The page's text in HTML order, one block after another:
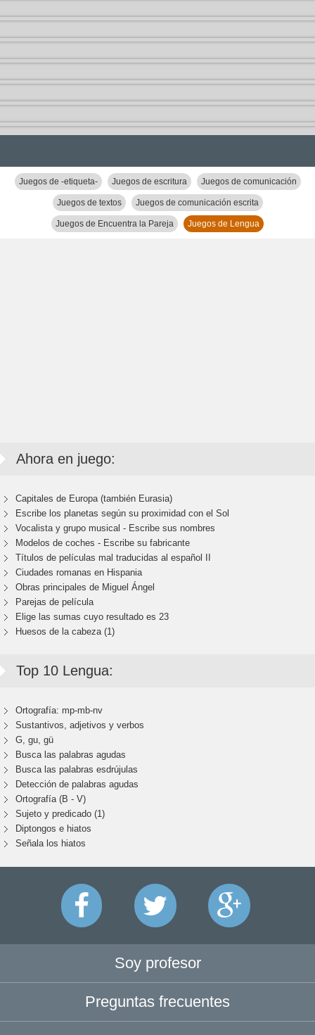
Juegos de -etiqueta- Juegos de escritura Juegos de comunicación
Juegos de textos Juegos de comunicación escrita
Juegos de Encuentra la Pareja Juegos de Lengua
Ahora en juego:
Capitales de Europa (también Eurasia)
Escribe los planetas según su proximidad con el Sol
Vocalista y grupo musical - Escribe sus nombres
Modelos de coches - Escribe su fabricante
Títulos de películas mal traducidas al español II
Ciudades romanas en Hispania
Obras principales de Miguel Ángel
Parejas de película
Elige las sumas cuyo resultado es 23
Huesos de la cabeza (1)
Top 10 Lengua:
Ortografía: mp-mb-nv
Sustantivos, adjetivos y verbos
G, gu, gü
Busca las palabras agudas
Busca las palabras esdrújulas
Detección de palabras agudas
Ortografía (B - V)
Sujeto y predicado (1)
Diptongos e hiatos
Señala los hiatos
Soy profesor
Preguntas frecuentes